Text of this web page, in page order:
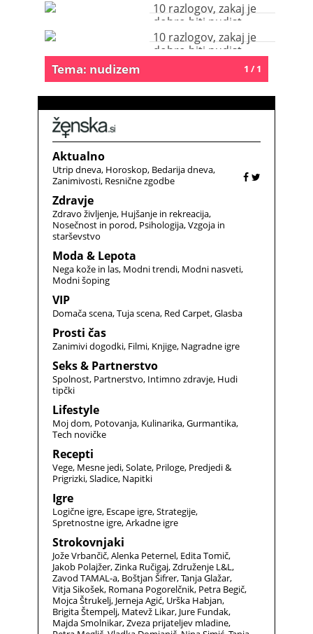
10 razlogov, zakaj je
dobro biti nudist
10 razlogov, zakaj je
dobro biti nudist
1 / 1
Tema: nudizem
Aktualno
Utrip dneva Horoskop Bedarija dneva
Zanimivosti Resnične zgodbe
Zdravje
Zdravo življenje Hujšanje in rekreacija
Nosečnost in porod Psihologija Vzgoja in
starševstvo
Moda & Lepota
Nega kože in las Modni trendi Modni nasveti
Modni šoping
VIP
Domača scena Tuja scena Red Carpet Glasba
Prosti čas
Zanimivi dogodki Filmi Knjige Nagradne igre
Seks & Partnerstvo
Spolnost Partnerstvo Intimno zdravje Hudi
tipčki
Lifestyle
Moj dom Potovanja Kulinarika Gurmantika
Tech novičke
Recepti
Vege Mesne jedi Solate Priloge Predjedi &
Prigrizki Sladice Napitki
Igre
Logične igre Escape igre Strategije
Spretnostne igre Arkadne igre
Strokovnjaki
Jože Vrbančič Alenka Peternel Edita Tomič
Jakob Polajžer Zinka Ručigaj Združenje L&L
Zavod TAMAL-a Boštjan Šifrer Tanja Glažar
Vitja Sikošek Romana Pogorelčnik Petra Begič
Mojca Štrukelj Jerneja Agić Urška Habjan
Brigita Štempelj Matevž Likar Jure Fundak
Majda Smolnikar Zveza prijateljev mladine